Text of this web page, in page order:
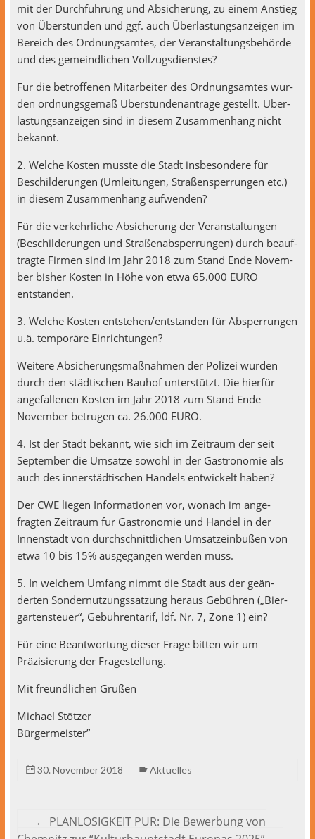
mit der Durch­führung und Absicherung, zu einem Anstieg
von Über­stun­den und ggf. auch Über­las­tungsanzeigen im
Bere­ich des Ord­nungsamtes, der Ver­anstal­tungs­be­hörde
und des gemeindlichen Vollzugsdienstes?
Für die betrof­fe­nen Mitar­beit­er des Ord­nungsamtes wur­
den ord­nungs­gemäß Über­stun­denanträge gestellt. Über­
las­tungsanzeigen sind in diesem Zusam­men­hang nicht
bekannt.
2. Welche Kosten musste die Stadt ins­beson­dere für
Beschilderun­gen (Umleitun­gen, Straßensper­run­gen etc.)
in diesem Zusam­men­hang aufwenden?
Für die verkehrliche Absicherung der Ver­anstal­tun­gen
(Beschilderun­gen und Straßen­ab­sper­run­gen) durch beauf­
tragte Fir­men sind im Jahr 2018 zum Stand Ende Novem­
ber bish­er Kosten in Höhe von etwa 65.000 EURO
entstanden.
3. Welche Kosten entstehen/entstanden für Absper­run­gen
u.ä. tem­poräre Einrichtungen?
Weit­ere Absicherungs­maß­nah­men der Polizei wur­den
durch den städtis­chen Bauhof unter­stützt. Die hier­für
ange­fal­l­enen Kosten im Jahr 2018 zum Stand Ende
Novem­ber betru­gen ca. 26.000 EURO.
4. Ist der Stadt bekan­nt, wie sich im Zeitraum der seit
Sep­tem­ber die Umsätze sowohl in der Gas­tronomie als
auch des inner­städtis­chen Han­dels entwick­elt haben?
Der CWE liegen Infor­ma­tio­nen vor, wonach im ange­
fragten Zeitraum für Gas­tronomie und Han­del in der
Innen­stadt von durch­schnit­tlichen Umsatzein­bußen von
etwa 10 bis 15% aus­ge­gan­gen wer­den muss.
5. In welchem Umfang nimmt die Stadt aus der geän­
derten Son­der­nutzungssatzung her­aus Gebühren („Bier­
garten­s­teuer“, Gebührentarif, ldf. Nr. 7, Zone 1) ein?
Für eine Beant­wor­tung dieser Frage bit­ten wir um
Präzisierung der Fragestellung.
Mit fre­undlichen Grüßen
Michael Stötzer
Bürgermeister”
30. November 2018 Aktuelles
← PLANLOSIGKEIT PUR: Die Bewerbung von